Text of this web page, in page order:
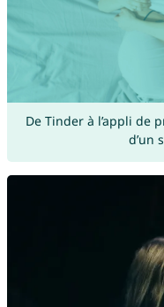
De Tinder à l’appli de
d’un